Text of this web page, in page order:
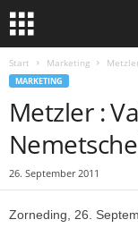
Start Marketing
MARKETING
Metzler :
26. September 2011
Zorneding, 26.